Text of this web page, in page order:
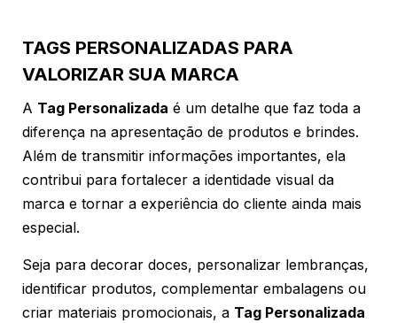
TAGS PERSONALIZADAS PARA
VALORIZAR SUA MARCA
A Tag Personalizada é um detalhe que faz toda a
diferença na apresentação de produtos e brindes.
Além de transmitir informações importantes, ela
contribui para fortalecer a identidade visual da
marca e tornar a experiência do cliente ainda mais
especial.
Seja para decorar doces, personalizar lembranças,
identificar produtos, complementar embalagens ou
criar materiais promocionais, a Tag Personalizada